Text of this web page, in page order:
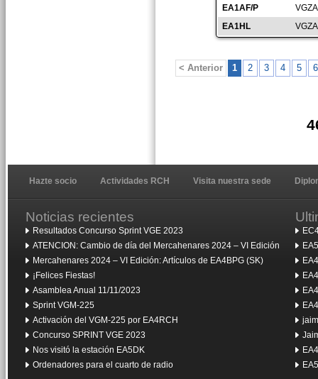
EA1AF/P
EA1HL
< Anterior 1 2 3 4 5 6
Hazte socio Actividades RCH Visita nuestra sede
Noticias recientes
Resultados Concurso Sprint VGE 2023
ATENCION: Cambio de día del Mercahenares 2024 – VI Edición
Mercahenares 2024 – VI Edición: Artículos de EA4BPG (SK)
¡Felices Fiestas!
Asamblea Anual 11/11/2023
Sprint VGM-225
Activación del VGM-225 por EA4RCH
Concurso SPRINT VGE 2023
Nos visitó la estación EA5DK
Ordenadores para el cuarto de radio